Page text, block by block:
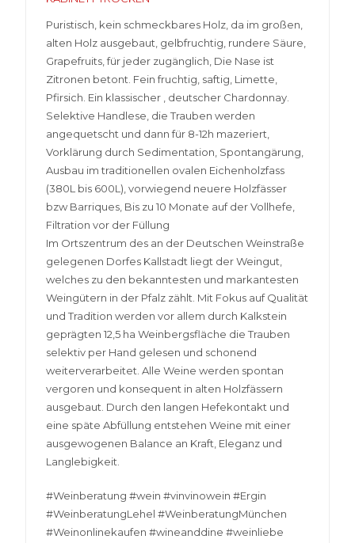
Puristisch, kein schmeckbares Holz, da im großen,
alten Holz ausgebaut, gelbfruchtig, rundere Säure,
Grapefruits, für jeder zugänglich, Die Nase ist
Zitronen betont. Fein fruchtig, saftig, Limette,
Pfirsich. Ein klassischer , deutscher Chardonnay.
Selektive Handlese, die Trauben werden
angequetscht und dann für 8-12h mazeriert,
Vorklärung durch Sedimentation, Spontangärung,
Ausbau im traditionellen ovalen Eichenholzfass
(380L bis 600L), vorwiegend neuere Holzfässer
bzw Barriques, Bis zu 10 Monate auf der Vollhefe,
Filtration vor der Füllung
Im Ortszentrum des an der Deutschen Weinstraße
gelegenen Dorfes Kallstadt liegt der Weingut,
welches zu den bekanntesten und markantesten
Weingütern in der Pfalz zählt. Mit Fokus auf Qualität
und Tradition werden vor allem durch Kalkstein
geprägten 12,5 ha Weinbergsfläche die Trauben
selektiv per Hand gelesen und schonend
weiterverarbeitet. Alle Weine werden spontan
vergoren und konsequent in alten Holzfässern
ausgebaut. Durch den langen Hefekontakt und
eine späte Abfüllung entstehen Weine mit einer
ausgewogenen Balance an Kraft, Eleganz und
Langlebigkeit.
#Weinberatung #wein #vinvinowein #Ergin
#WeinberatungLehel #WeinberatungMünchen
#Weinonlinekaufen #wineanddine #weinliebe